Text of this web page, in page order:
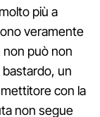
più a
veramente
non può non
un
con la
non segue